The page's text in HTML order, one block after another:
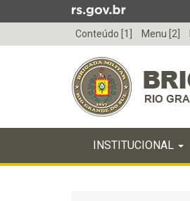
para
menu
Conteúdo [1] Menu [2]
do
menu
INICIAL
INSTITUCIONAL